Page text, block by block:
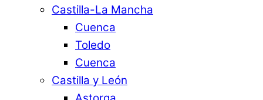
Castilla-La Mancha
Cuenca
Toledo
Cuenca
Castilla y León